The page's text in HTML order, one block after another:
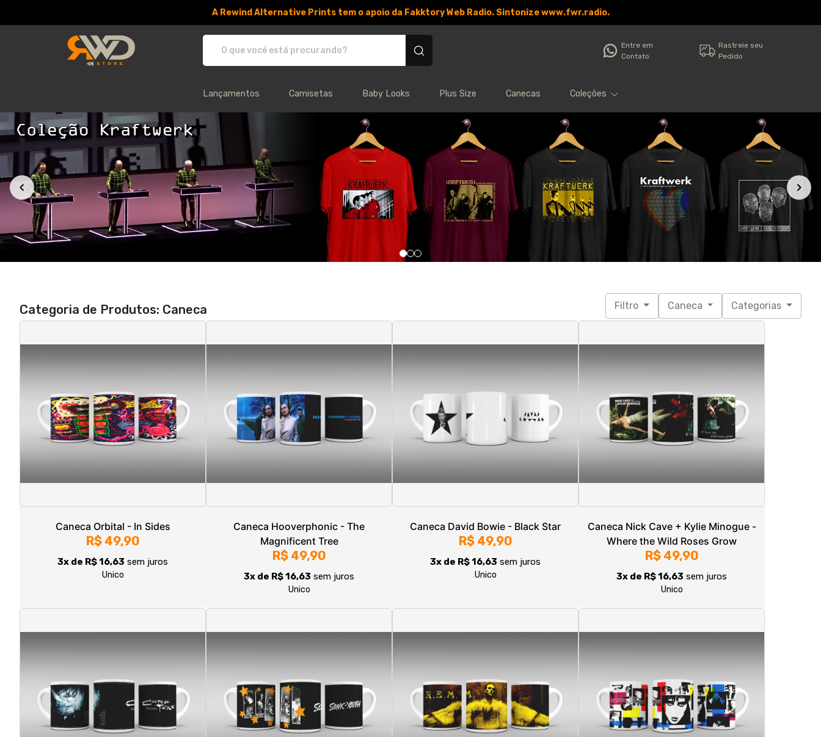
A Rewind Alternative Prints tem o apoio da Fakktory Web Radio. Sintonize www.fwr.radio.
RWD Store - Camisetas e produtos personalizados
Entre em
Contato
Rastreie seu
Pedido
Lançamentos Camisetas Baby Looks Plus Size Canecas Coleçôes
Categoria de Produtos: Caneca
Caneca Orbital - In Sides
R$ 49,90
3x de R$ 16,63sem juros
Unico
Caneca Hooverphonic - The
Magnificent Tree
R$ 49,90
3x de R$ 16,63sem juros
Caneca David Bowie - Black Star
3x de R$ 16,63 sem juros
Caneca Nick Cave + Kylie Minogue -
Where the Wild Roses Grow
R$ 49,90
3x de R$ 16,63sem juros
Caneca Cocteau Twins - Treasure
R$ 49,90
3x de R$ 16,63 sem juros
Unico
Caneca Sonic Youth
R$ 49,90
3x de R$ 16,63 sem juros
Unico
Caneca R.E.M. - Losing My Religion
R$ 49,90
3x de R$ 16,63sem juros
Unico
Caneca Siouxsie and the Banshees -
Once Upon a Time
R$ 49,90
3x de R$ 16,63sem juros